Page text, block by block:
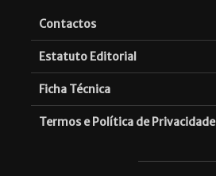
Contactos
Estatuto Editorial
Ficha Técnica
Termos e Política de Privacidade